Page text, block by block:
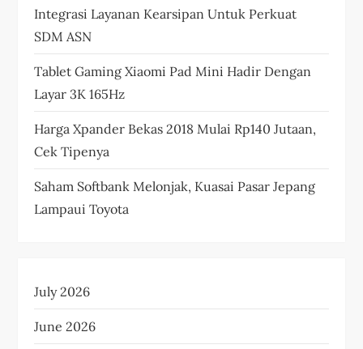
Integrasi Layanan Kearsipan Untuk Perkuat
SDM ASN
Tablet Gaming Xiaomi Pad Mini Hadir Dengan
Layar 3K 165Hz
Harga Xpander Bekas 2018 Mulai Rp140 Jutaan,
Cek Tipenya
Saham Softbank Melonjak, Kuasai Pasar Jepang
Lampaui Toyota
July 2026
June 2026